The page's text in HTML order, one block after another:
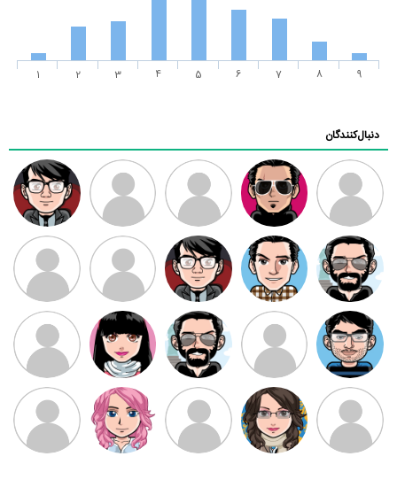
1 2 3 4 5 6 7 8 9
دنبال‌کنندگان
ممدرضا رضا کاظمی زهرا ~ ابتین
سید محمد
موسوی
مهدی فرهمند مهدی سلطانی داود رضیی
طرفدار میلی
بابی براون
کیوان کیانی
سامان راحمی امیردلتا امیروو ملیکا منتظری عارفه داستانپور